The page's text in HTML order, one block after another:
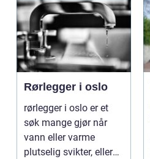
Rørlegger i oslo
rørlegger i oslo er et
søk mange gjør når
vann eller varme
plutselig svikter, eller